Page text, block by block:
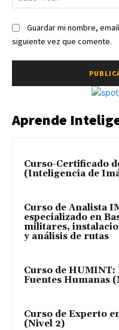
Guardar mi nombre,
siguiente vez que comente.
Aprende
Curso-Certificado
(Inteligencia de
Curso de Analista
especializado en
militares,
y análisis de rutas
Curso de
Fuentes Humanas
Curso de Experto
(Nivel 2)